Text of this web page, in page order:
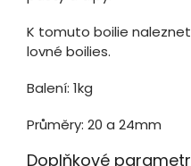
K tomuto boilie
lovné boilies.
Balení: 1kg
Průměry: 20 a 24mm
Doplňkové